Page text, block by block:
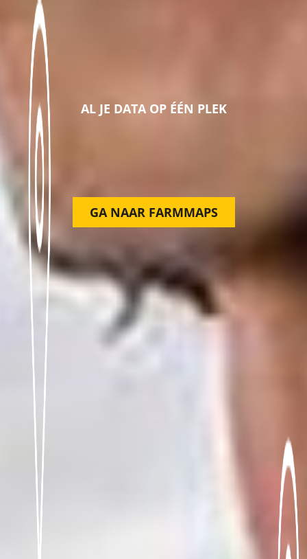
AL JE DATA OP ÉÉN PLEK
GA NAAR FARMMAPS